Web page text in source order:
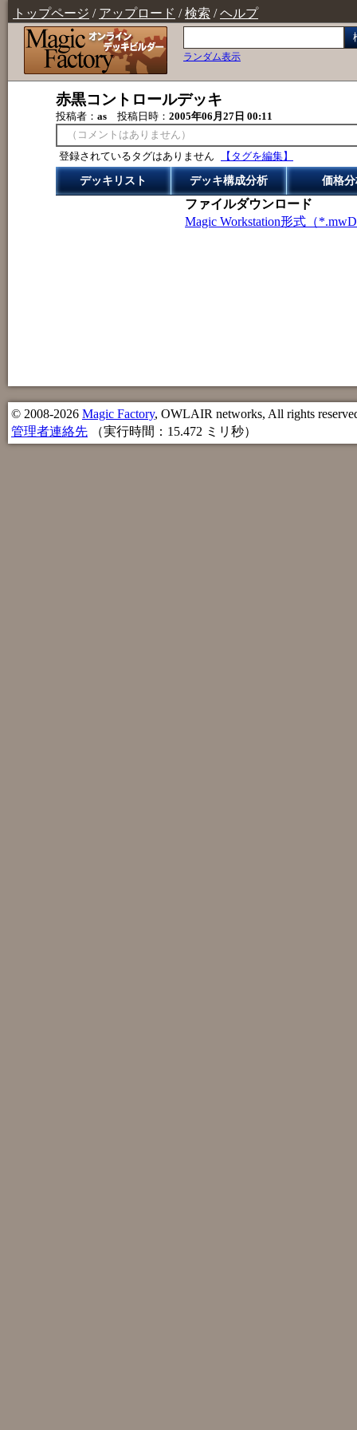
トップページ / アップロード /検索 /ヘルプ
ランダム表示
赤黒コントロールデッキ
投稿者： as 投稿日時： 2005年06月27日 00:11
（コメントはありません）
登録されているタグはありません
【タグを編集】
デッキリスト デッキ構成分析 価格
ファイルダウンロード
Magic Workstation形式（
© 2008-2026 Magic Factory, OWLAIR networks, All rights
管理者連絡先 （実行時間：15.472 ミリ秒）